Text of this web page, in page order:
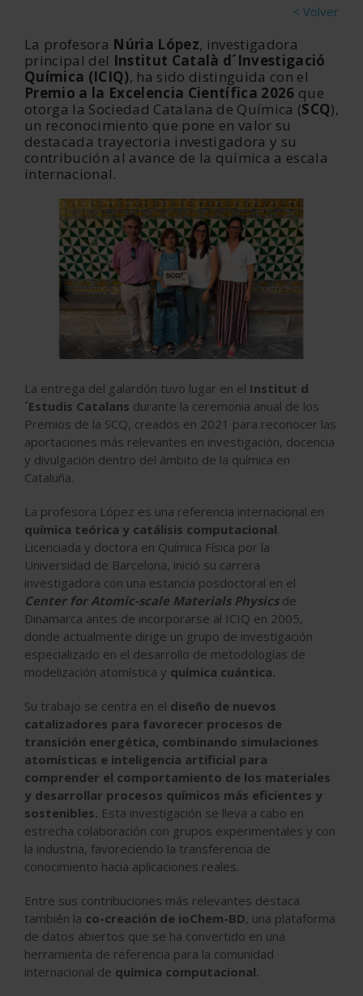
< Volver
La profesora Núria López, investigadora
principal del Institut Català d´Investigació
Química (ICIQ), ha sido distinguida con el
Premio a la Excelencia Científica 2026 que
otorga la Sociedad Catalana de Química (SCQ),
un reconocimiento que pone en valor su
destacada trayectoria investigadora y su
contribución al avance de la química a escala
internacional.
La entrega del galardón tuvo lugar en el Institut d
´Estudis Catalans durante la ceremonia anual de los
Premios de la SCQ, creados en 2021 para reconocer las
aportaciones más relevantes en investigación, docencia
y divulgación dentro del ámbito de la química en
Cataluña.
La profesora López es una referencia internacional en
química teórica y catálisis computacional.
Licenciada y doctora en Química Física por la
Universidad de Barcelona, inició su carrera
investigadora con una estancia posdoctoral en el
Center for Atomic-scale Materials Physics de
Dinamarca antes de incorporarse al ICIQ en 2005,
donde actualmente dirige un grupo de investigación
especializado en el desarrollo de metodologías de
modelización atomística y química cuántica.
Su trabajo se centra en el diseño de nuevos
catalizadores para favorecer procesos de
transición energética, combinando simulaciones
atomísticas e inteligencia artificial para
comprender el comportamiento de los materiales
y desarrollar procesos químicos más eficientes y
sostenibles. Esta investigación se lleva a cabo en
estrecha colaboración con grupos experimentales y con
la industria, favoreciendo la transferencia de
conocimiento hacia aplicaciones reales.
Entre sus contribuciones más relevantes destaca
también la co-creación de ioChem-BD, una plataforma
de datos abiertos que se ha convertido en una
herramienta de referencia para la comunidad
internacional de química computacional.